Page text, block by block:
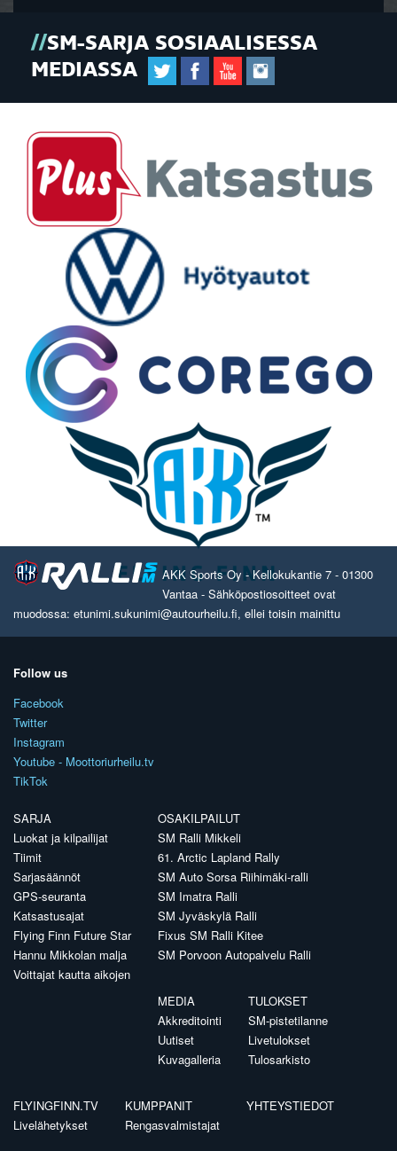
SM-SARJA SOSIAALISESSA
MEDIASSA
AKK Sports Oy - Kellokukantie 7 - 01300
Vantaa - Sähköpostiosoitteet ovat
muodossa: etunimi.sukunimi@autourheilu.fi, ellei toisin mainittu
Follow us
Facebook
Twitter
Instagram
Youtube - Moottoriurheilu.tv
TikTok
SARJA
Luokat ja kilpailijat
Tiimit
Sarjasäännöt
GPS-seuranta
Katsastusajat
Flying Finn Future Star
Hannu Mikkolan malja
Voittajat kautta aikojen
OSAKILPAILUT
SM Ralli Mikkeli
61. Arctic Lapland Rally
SM Auto Sorsa Riihimäki-ralli
SM Imatra Ralli
SM Jyväskylä Ralli
Fixus SM Ralli Kitee
SM Porvoon Autopalvelu Ralli
MEDIA
Akkreditointi
Uutiset
Kuvagalleria
TULOKSET
SM-pistetilanne
Livetulokset
Tulosarkisto
FLYINGFINN.TV
Livelähetykset
KUMPPANIT
Rengasvalmistajat
YHTEYSTIEDOT